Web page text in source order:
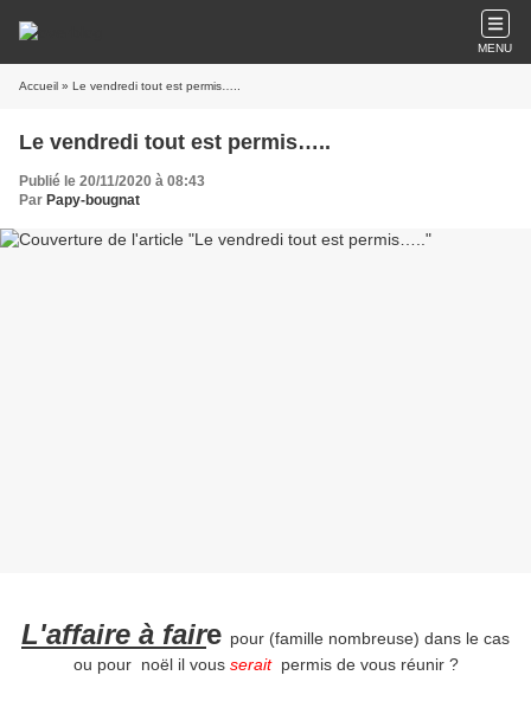
MENU
Accueil » Le vendredi tout est permis…..
Le vendredi tout est permis…..
Publié le 20/11/2020 à 08:43
Par Papy-bougnat
L'affaire à faire pour (famille nombreuse) dans le cas
ou pour noël il vous serait permis de vous réunir ?